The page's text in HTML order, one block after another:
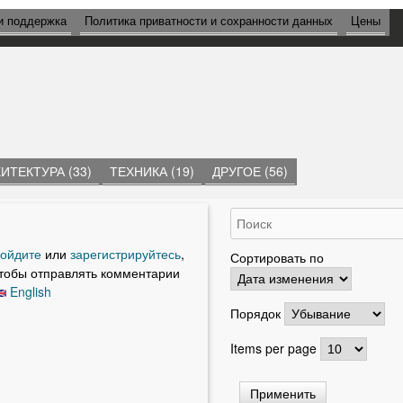
поддержка Политика приватности и сохранности данных Цены
(33) ТЕХНИКА (19) ДРУГОЕ (56)
или зарегистрируйтесь,
отправлять комментарии
English
Сортировать по
Порядок
Items per page